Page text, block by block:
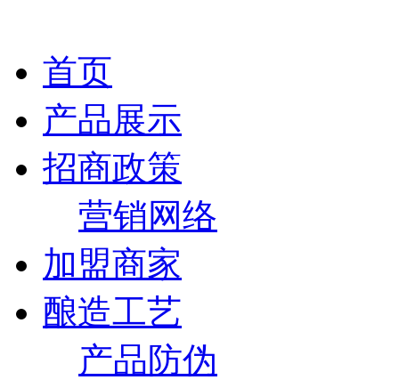
首页
产品展示
招商政策
营销网络
加盟商家
酿造工艺
产品防伪